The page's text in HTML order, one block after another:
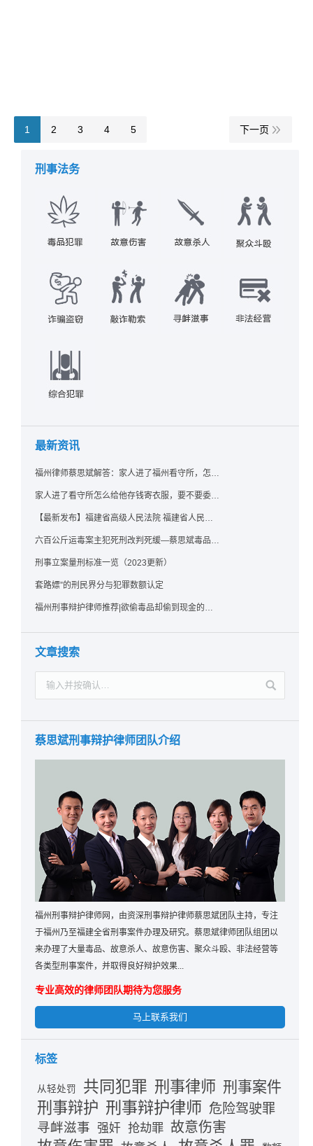
1 2 3 4 5 下一页
刑事法务
最新资讯
福州律师蔡思斌解答：家人进了福州看守所，怎么存钱寄衣服？最新实用指南请查收！
家人进了看守所怎么给他存钱寄衣服，要不要委托律师？福州看守所相关问题解答
【最新发布】福建省高级人民法院 福建省人民检察院《关于常见犯罪的量刑指导意见（二）（试行）》实施细则（试行）
六百公斤运毒案主犯死刑改判死缓—蔡思斌毒品犯罪辩护成功案例
刑事立案量刑标准一览（2023更新）
套路嫖”的刑民界分与犯罪数额认定
福州刑事辩护律师推荐|欲偷毒品却偷到现金的行为应如何认定？
文章搜索
蔡思斌刑事辩护律师团队介绍
福州刑事辩护律师网，由资深刑事辩护律师蔡思斌团队主持，专注
于福州乃至福建全省刑事案件办理及研究。蔡思斌律师团队组团以
来办理了大量毒品、故意杀人、故意伤害、聚众斗殴、非法经营等
各类型刑事案件，并取得良好辩护效果...
专业高效的律师团队期待为您服务
马上联系我们
标签
从轻处罚 共同犯罪 刑事律师 刑事案件
刑事辩护 刑事辩护律师 危险驾驶罪
寻衅滋事
强奸 抢劫罪 故意伤害